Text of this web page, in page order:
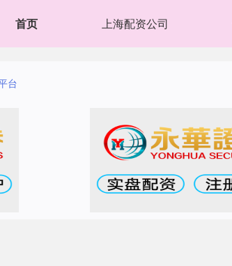
首页 上海配资公司
台